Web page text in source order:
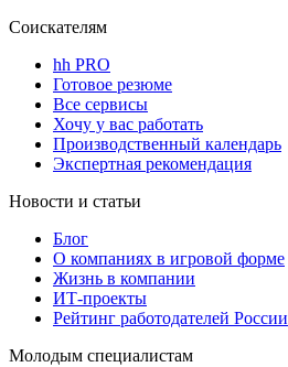
Соискателям
hh PRO
Готовое резюме
Все сервисы
Хочу у вас работать
Производственный календарь
Экспертная рекомендация
Новости и статьи
Блог
О компаниях в игровой форме
Жизнь в компании
ИТ-проекты
Рейтинг работодателей России
Молодым специалистам